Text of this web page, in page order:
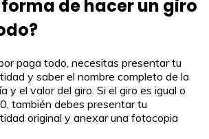
forma de hacer un giro
paga todo, necesitas presentar tu
y saber el nombre completo de la
y el valor del giro. Si el giro es igual o
también debes presentar tu
original y anexar una fotocopia